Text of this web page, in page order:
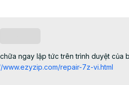
ngay lập tức trên trình duyệt của
www.ezyzip.com/repair-7z-vi.html